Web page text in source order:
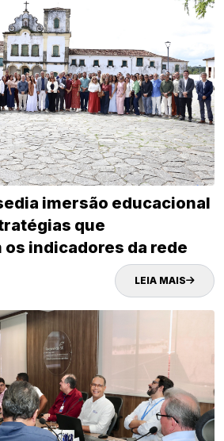
imersão educacional
que
indicadores da rede
LEIA MAIS